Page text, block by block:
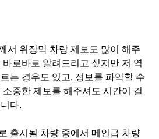
서 위장막 차량 제보도 많이 해주
로바로 알려드리고 싶지만 저 역
는 경우도 있고, 정보를 파악할 수
중한 제보를 해주셔도 시간이 걸
다.
출시될 차량 중에서 메인급 차량